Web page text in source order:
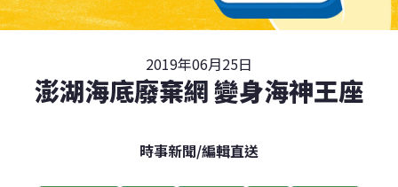
2019年06月25日
澎湖海底廢棄網 變身海神王座
時事新聞/編輯直送